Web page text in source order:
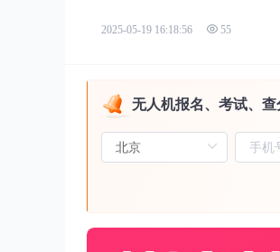
2025-05-19 16:18:56 55
无人机报名、考试、